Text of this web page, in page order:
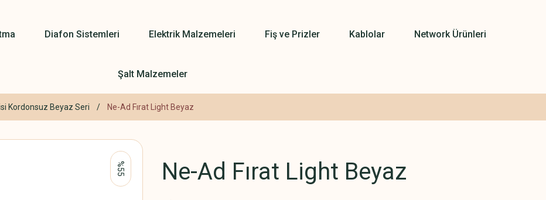
Diafon Sistemleri Elektrik Malzemeleri Fiş ve Prizler Kablolar Network Ürünleri
Şalt Malzemeler
Kordonsuz Beyaz Seri Ne-Ad Fırat Light Beyaz
%55 Ne-Ad Fırat Light Beyaz